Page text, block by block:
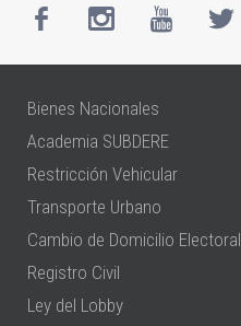
Bienes Nacionales
Academia SUBDERE
Restricción Vehicular
Transporte Urbano
Cambio de Domicilio Electoral
Registro Civil
Ley del Lobby